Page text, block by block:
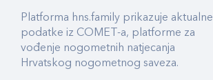
Platforma hns.family prikazuje aktualne
podatke iz COMET-a, platforme za
vođenje nogometnih natjecanja
Hrvatskog nogometnog saveza.